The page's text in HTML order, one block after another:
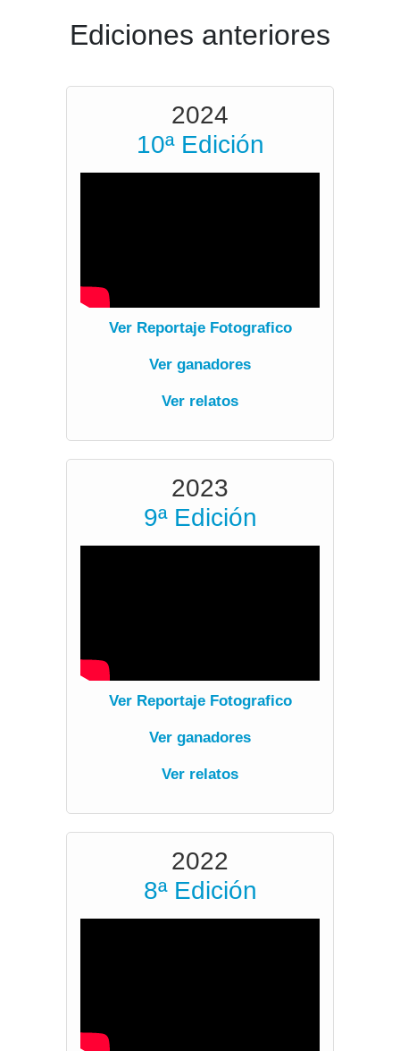
Ediciones anteriores
2024
10ª Edición
Ver Reportaje Fotografico
Ver ganadores
Ver relatos
2023
9ª Edición
Ver Reportaje Fotografico
Ver ganadores
Ver relatos
2022
8ª Edición